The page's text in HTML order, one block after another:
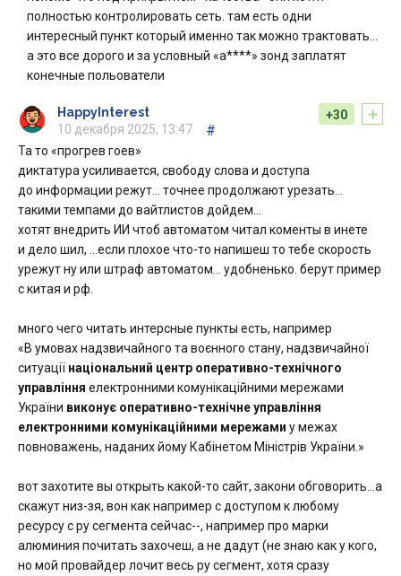
полностью контролировать сеть. там есть одни
интересный пункт который именно так можно трактовать…
а это все дорого и за условный «а****» зонд заплатят
конечные польователи
+
+30
HappyInterest
10 декабря 2025, 13:47
#
Та то «прогрев гоев»
диктатура усиливается, свободу слова и доступа
до информации режут… точнее продолжают урезать…
такими темпами до вайтлистов дойдем…
хотят внедрить ИИ чтоб автоматом читал коменты в инете
и дело шил, …если плохое что-то напишеш то тебе скорость
урежут ну или штраф автоматом… удобненько. берут пример
с китая и рф.
много чего читать интерсные пункты есть, например
«В умовах надзвичайного та воєнного стану, надзвичайної
ситуації національний центр оперативно-технічного
управління електронними комунікаційними мережами
України виконує оперативно-технічне управління
електронними комунікаційними мережами у межах
повноважень, наданих йому Кабінетом Міністрів України.»
вот захотите вы открыть какой-то сайт, закони обговорить…а
скажут низ-зя, вон как например с доступом к любому
ресурсу с ру сегмента сейчас--, например про марки
алюминия почитать захочеш, а не дадут (не знаю как у кого,
но мой провайдер лочит весь ру сегмент, хотя сразу